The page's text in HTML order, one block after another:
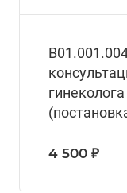
4 500 ₽